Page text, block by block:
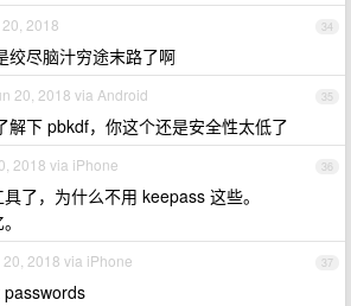
34
2018
绞尽脑汁穷途末路了啊
35
20, 2018 via Android
解下 pbkdf，你这个还是安全性太低了
36
2018 via iPhone
了，为什么不用 keepass 这些。
37
20, 2018 via iPhone